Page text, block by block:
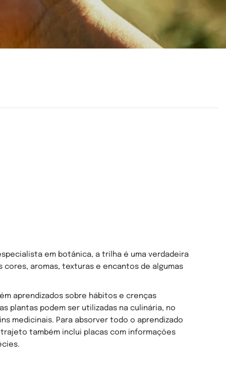
em botânica, a trilha é uma verdadeira
cores, aromas, texturas e encantos de algumas
aprendizados sobre hábitos e crenças
plantas podem ser utilizadas na culinária, no
medicinais. Para absorver todo o aprendizado
também inclui placas com informações